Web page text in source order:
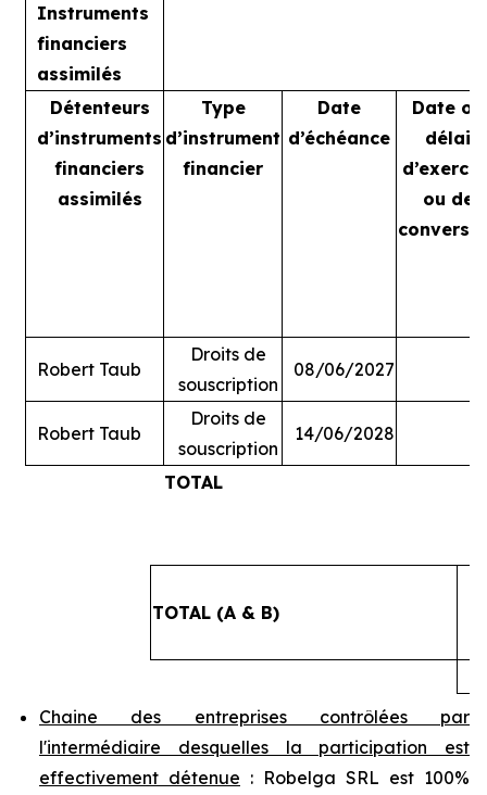
Instruments
financiers
assimilés
Détenteurs
d’instruments
financiers
assimilés
Type
d’instrument
financier
Date
d’échéance
Date ou
délai
ou de
Robert Taub
Droits de
souscription
08/06/2027
Robert Taub
Droits de
souscription
14/06/2028
TOTAL
TOTAL (A & B)
Chaine des entreprises contrôlées par
l'intermédiaire desquelles la participation est
effectivement détenue : Robelga SRL est 100%